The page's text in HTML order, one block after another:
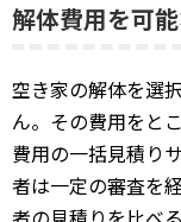
解体費用を可
空き家の解体を選
ん。その費用をと
費用の一括見積り
者は一定の審査を